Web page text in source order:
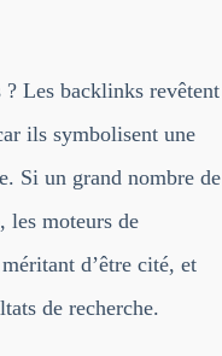
Les backlinks revêtent
ils symbolisent une
Si un grand nombre de
les moteurs de
d’être cité, et
de recherche.